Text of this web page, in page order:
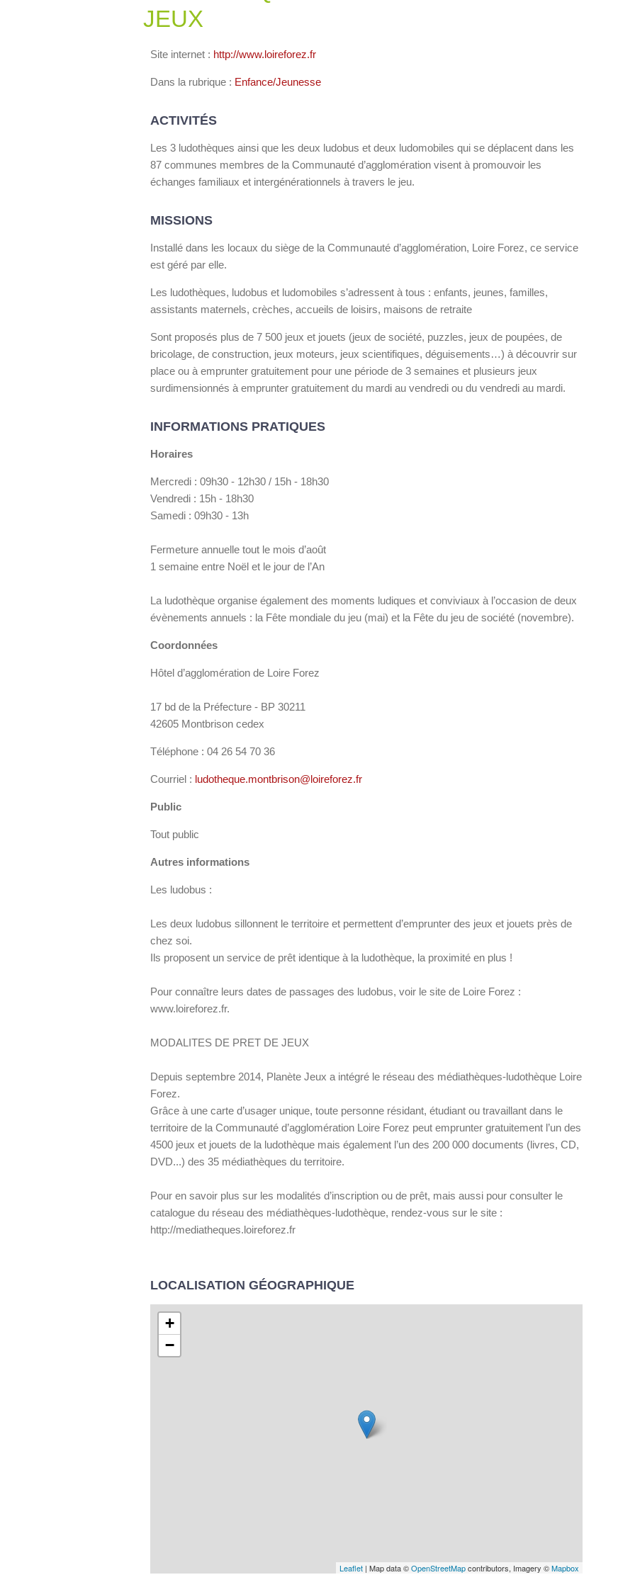
JEUX
Site internet : http://www.loireforez.fr
Dans la rubrique : Enfance/Jeunesse
ACTIVITÉS
Les 3 ludothèques ainsi que les deux ludobus et deux ludomobiles qui se déplacent dans les
87 communes membres de la Communauté d’agglomération visent à promouvoir les
échanges familiaux et intergénérationnels à travers le jeu.
MISSIONS
Installé dans les locaux du siège de la Communauté d’agglomération, Loire Forez, ce service
est géré par elle.
Les ludothèques, ludobus et ludomobiles s’adressent à tous : enfants, jeunes, familles,
assistants maternels, crèches, accueils de loisirs, maisons de retraite
Sont proposés plus de 7 500 jeux et jouets (jeux de société, puzzles, jeux de poupées, de
bricolage, de construction, jeux moteurs, jeux scientifiques, déguisements…) à découvrir sur
place ou à emprunter gratuitement pour une période de 3 semaines et plusieurs jeux
surdimensionnés à emprunter gratuitement du mardi au vendredi ou du vendredi au mardi.
INFORMATIONS PRATIQUES
Horaires
Mercredi : 09h30 - 12h30 / 15h - 18h30
Vendredi : 15h - 18h30
Samedi : 09h30 - 13h
Fermeture annuelle tout le mois d’août
1 semaine entre Noël et le jour de l’An
La ludothèque organise également des moments ludiques et conviviaux à l’occasion de deux
évènements annuels : la Fête mondiale du jeu (mai) et la Fête du jeu de société (novembre).
Coordonnées
Hôtel d’agglomération de Loire Forez
17 bd de la Préfecture - BP 30211
42605 Montbrison cedex
Téléphone : 04 26 54 70 36
Courriel : ludotheque.montbrison@loireforez.fr
Public
Tout public
Autres informations
Les ludobus :
Les deux ludobus sillonnent le territoire et permettent d’emprunter des jeux et jouets près de
chez soi.
Ils proposent un service de prêt identique à la ludothèque, la proximité en plus !
Pour connaître leurs dates de passages des ludobus, voir le site de Loire Forez :
www.loireforez.fr.
MODALITES DE PRET DE JEUX
Depuis septembre 2014, Planète Jeux a intégré le réseau des médiathèques-ludothèque Loire
Forez.
Grâce à une carte d’usager unique, toute personne résidant, étudiant ou travaillant dans le
territoire de la Communauté d’agglomération Loire Forez peut emprunter gratuitement l’un des
4500 jeux et jouets de la ludothèque mais également l’un des 200 000 documents (livres, CD,
DVD...) des 35 médiathèques du territoire.
Pour en savoir plus sur les modalités d’inscription ou de prêt, mais aussi pour consulter le
catalogue du réseau des médiathèques-ludothèque, rendez-vous sur le site :
http://mediatheques.loireforez.fr
LOCALISATION GÉOGRAPHIQUE
+
−
Leaflet | Map data ©OpenStreetMapcontributors, Imagery ©Mapbox